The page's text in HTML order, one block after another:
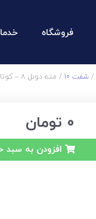
فروشگاه
/شفت 10 / مته دوبل 8 – کوتاه L
0 تومان
افزودن به سبد